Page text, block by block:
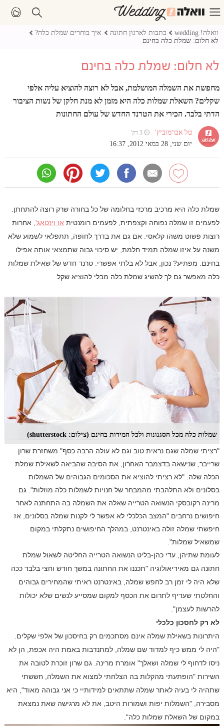
וואלה! wedding כתבות לארגון חתונה
איך בוחרים שמלת כלה?
לא חלום: שמלת כלה בחינם
לא חלום: שמלת כלה בחינם
מחפשת את השמלה המושלמת, אבל לא רוצה להוציא עליה אלפי
שקלים? השאלת שמלות כלה היא מזמן לא מנת חלקן של נשות הציבור
הדתי בלבד. הכירי את הטרנד החדש של עולם החתונות
טל אברמוביץ' ⏲ 3 דק'
יום שני, 28 במאי 2012, 16:37
שמלת כלה היא מרכיב מרכזי בחלומה של כל בחורה שרק רוצה להתחתן.
לפעמים זו שמלה נפוחה וקצפתית, לפעמים רומנטית או וינטאג', אחרות
רוצות פשוט משהו קלאסי. אם גם את בדרך לחופה, תתפלאי לשמוע שלא
משנה על איזו שמלה תמיד חלמת, יש סיכוי גבוה שתמצאי אותה אפילו
בחינם. מפתיע? נכון, אבל לא בלתי אפשרי. טרנד חדש של שאילת שמלות
כלה מאפשר גם לך להשיג שמלת כלה מבלי להוציא שקל.
שמלות כלה מכל הסגנונות ולכל המידות בחינם (צילום: shutterstock)
"רציתי שמלה שגם נראית טוב וגם לא עולה הרבה כסף" משחזרת שרון
שרייבר, שנישאה בדצמבר האחרון, את הסיבה שהביאה לשאילת שמלת
הכלה שלה. "לא רציתי להוציא את הסכומים הגבוהים של השמלות
בסלונים ולא התלהבתי מהמבחר של חנויות לשמלות כלה מוזלות". גם
מרינה רקובסקי הנשואה הטרייה שאלה את השמלה בה התחתנה לאחר
חיפושים נרחבים "המצב הכלכלי לא אפשר לי לקנות שמלה בסלונים, אז
חיפשתי שמלה זולה באינטרנט, במהלך החיפושים נתקלתי במקום
שמשאיל שמלות".
לעומת שתיהן, עדי כהן-בליט הנשואה הטרייה החליטה לשאול שמלת
חתונה גם מאידיאולוגיה "תכננו את החתונה במשך חודש וחצי בלבד ככה
שלא היה לי זמן רב לחפש שמלה, באינטרנט ראיתי שהמחירים גבוהים
והחלטתי שעדיף לתרום את הכסף למקום שמסייע לנשים שלא יכולות
להרשות לעצמן".
לא רק לחסכון כלכלי
היתרונות בשאילת שמלה אינם מסתכמים רק בחיסכון של אלפי שקלים.
"היה לי ממש כיף למדוד שם שמלה, למתנדבות באמת היה אכפת, הן לא
ניסו לדחוף לי שמלה ושאלך" אומרת מרינה. גם שרון זוכרת לטובה את
השירות "הופתעתי מהקלות בה הצלחתי למצוא את השמלה, חששתי
שתהיה לי בעיה לאתר שמלה שתתאים למידותיי כי אני גבוהה מאוד", היא
מסבירה, "השמלות יפות ושמורות היטב, את לא מרגישה שאת נמצאת
במקום של השאלת שמלות כלה".